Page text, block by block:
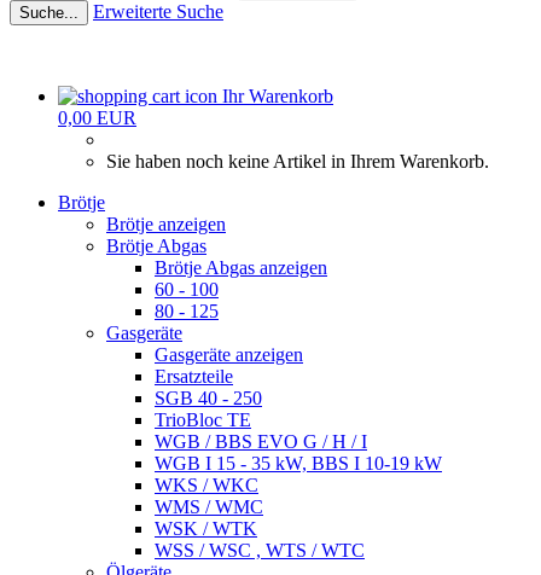
Suche... Erweiterte Suche
Ihr Warenkorb
0,00 EUR
Sie haben noch keine Artikel in Ihrem Warenkorb.
Brötje
Brötje anzeigen
Brötje Abgas
Brötje Abgas anzeigen
60 - 100
80 - 125
Gasgeräte
Gasgeräte anzeigen
Ersatzteile
SGB 40 - 250
TrioBloc TE
WGB / BBS EVO G / H / I
WGB I 15 - 35 kW, BBS I 10-19 kW
WKS / WKC
WMS / WMC
WSK / WTK
WSS / WSC , WTS / WTC